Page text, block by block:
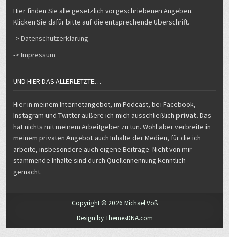
Hier finden Sie alle gesetzlich vorgeschriebenen Angeben.
Klicken Sie dafür bitte auf die entsprechende Überschrift.
-> Datenschutzerklärung
-> Impressum
UND HIER DAS ALLERLETZTE…
Hier in meinem Internetangebot, im Podcast, bei Facebook,
Instagram und Twitter äußere ich mich ausschließlich privat. Das
hat nichts mit meinem Arbeitgeber zu tun. Wohl aber verbreite in
meinem privaten Angebot auch Inhalte der Medien, für die ich
arbeite, insbesondere auch eigene Beiträge. Nicht von mir
stammende Inhalte sind durch Quellennennung kenntlich
gemacht.
Copyright © 2026 Michael Voß
Design by ThemesDNA.com